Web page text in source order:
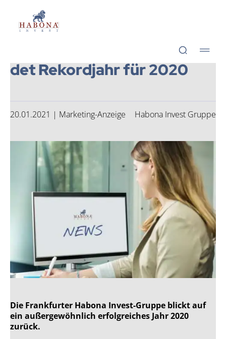
Habona Invest GmbH
Hab­o­na Invest Grup­pe mel­
det Rekord­jahr für 2020
20.01.2021 | Marketing-Anzeige Habona Invest Gruppe
Die Frank­fur­ter Hab­o­na Invest-Grup­pe blickt auf
ein außer­ge­wöhn­lich erfolg­rei­ches Jahr 2020
zurück.